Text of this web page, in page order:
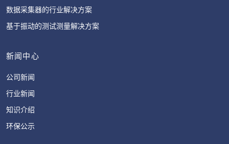
数据采集器的行业解决方案
基于振动的测试测量解决方案
新闻中心
公司新闻
行业新闻
知识介绍
环保公示